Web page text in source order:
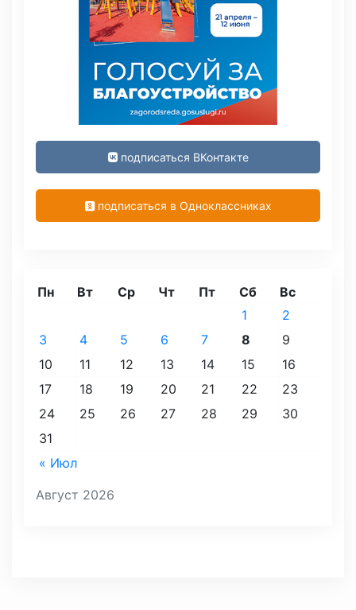
подписаться ВКонтакте
подписаться в Одноклассниках
Август 2026
Пн Вт Ср Чт Пт Сб Вс
« Июл
1
2
3
4 5 6 7 8
9
10
11 12 13 14 15
16
17
18 19 20 21 22
23
24
25 26 27 28 29
30
31